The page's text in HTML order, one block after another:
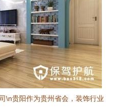
\n贵阳作为贵州省会，装饰行业